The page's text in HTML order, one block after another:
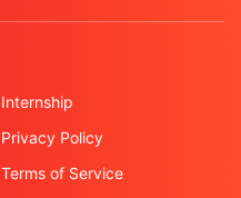
Internship
Privacy Policy
Terms of Service